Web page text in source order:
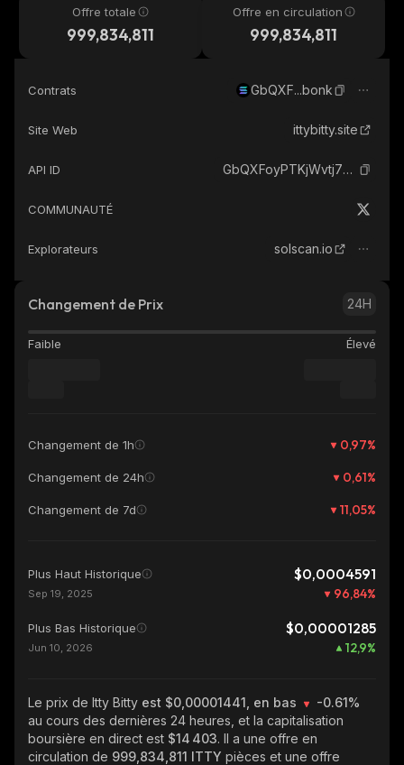
Offre totale
999,834,811
Offre en circulation
999,834,811
Contrats GbQXF...bonk
Site Web ittybitty.site
API ID GbQXFoyPTKjWvtj7LE8efXvjThSqYfnvmNYn6Vccbonk_solana
COMMUNAUTÉ
Explorateurs solscan.io
Changement de Prix 24H
Faible Élevé
Changement de 1h 0,97%
Changement de 24h 0,61%
Changement de 7d 11,05%
Plus Haut Historique $0,0004591
Sep 19, 2025 96,84%
Plus Bas Historique $0,00001285
Jun 10, 2026 12,9%
Le prix de Itty Bitty est $0,00001441, en bas
-0.61%
au cours des dernières 24 heures, et la capitalisation
boursière en direct est $14 403. Il a une offre en
circulation de 999,834,811 ITTY pièces et une offre